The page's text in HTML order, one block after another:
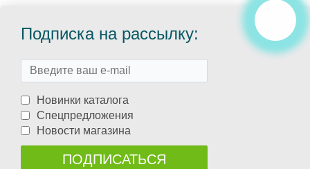
Подписка на рассылку:
Новинки каталога
Спецпредложения
Новости магазина